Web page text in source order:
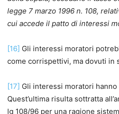
legge 7 marzo 1996 n. 108,
cui accede il patto di interessi
[16] Gli interessi moratori
come corrispettivi, ma dovuti in
[17] Gli interessi moratori
Quest’ultima risulta sottratta
lg 108/96 per una ragione